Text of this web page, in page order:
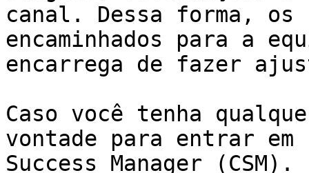
canal. Dessa forma, os
encaminhados para a
encarrega de fazer
Caso você tenha
vontade para entrar em
Success Manager (CSM).